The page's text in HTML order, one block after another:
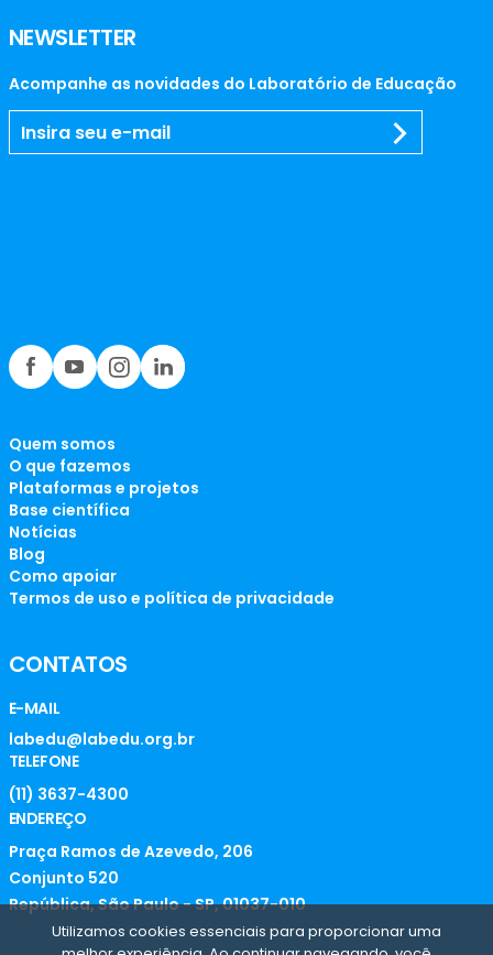
NEWSLETTER
Acompanhe as novidades do Laboratório de Educação
Quem somos
O que fazemos
Plataformas e projetos
Base científica
Notícias
Blog
Como apoiar
Termos de uso e política de privacidade
CONTATOS
E-MAIL
labedu@labedu.org.br
TELEFONE
(11) 3637-4300
ENDEREÇO
Praça Ramos de Azevedo, 206
Conjunto 520
República, São Paulo - SP, 01037-010
Utilizamos cookies essenciais para proporcionar uma